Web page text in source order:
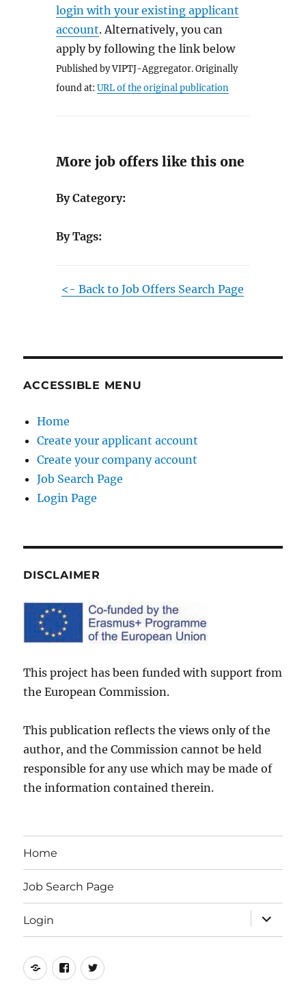
login with your existing applicant
account. Alternatively, you can
apply by following the link below
Published by VIPTJ-Aggregator. Originally
found at:URL of the original publication
More job offers like this one
By Category:
By Tags:
<- Back to Job Offers Search Page
ACCESSIBLE MENU
Home
Create your applicant account
Create your company account
Job Search Page
Login Page
DISCLAIMER
This project has been funded with support from
the European Commission.
This publication reflects the views only of the
author, and the Commission cannot be held
responsible for any use which may be made of
the information contained therein.
Home
Job Search Page
Login
expand
child
OnlineFacebookTwitter